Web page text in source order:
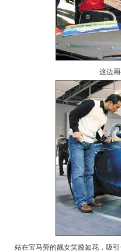
这边
站在宝马旁的靓女笑靥如花，吸引